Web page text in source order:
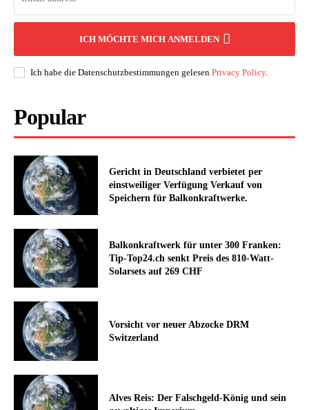
ICH MÖCHTE MICH ANMELDEN
Ich habe die Datenschutzbestimmungen gelesen Privacy Policy.
Popular
Gericht in Deutschland verbietet per
einstweiliger Verfügung Verkauf von
Speichern für Balkonkraftwerke.
Balkonkraftwerk für unter 300 Franken:
Tip-Top24.ch senkt Preis des 810-Watt-
Solarsets auf 269 CHF
Vorsicht vor neuer Abzocke DRM
Switzerland
Alves Reis: Der Falschgeld-König und sein